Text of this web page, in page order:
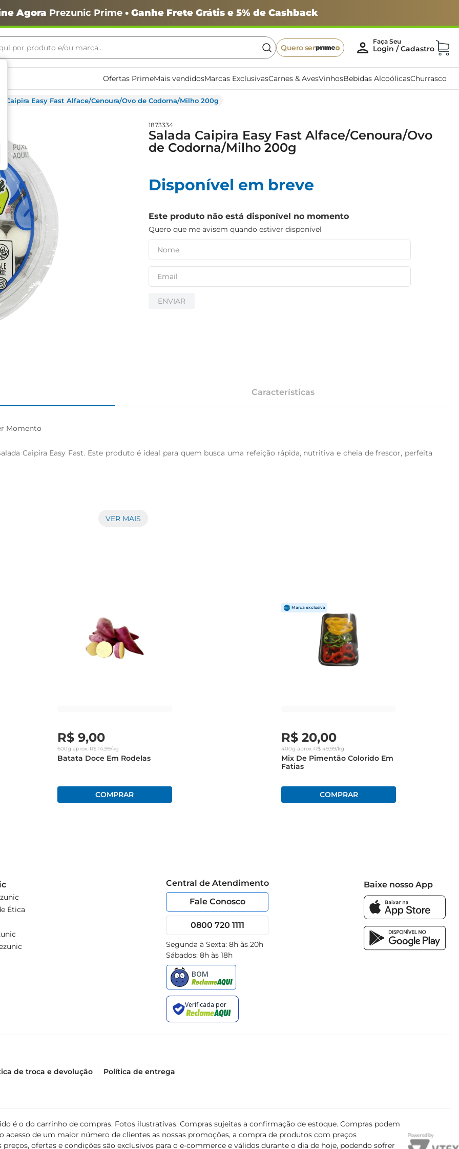
Agora Prezunic Prime• Ganhe Frete Grátis e 5% de Cashback
por produto e/ou marca...
Quero ser
Ofertas PrimeMais vendidosMarcas ExclusivasCarnes & AvesVinhosBebidas AlcoólicasChurrasco
Caipira Easy Fast Alface/Cenoura/Ovo de Codorna/Milho 200g
1873334
Salada Caipira Easy Fast Alface/Cenoura/Ovo
de Codorna/Milho 200g
Disponível em breve
Este produto não está disponível no momento
Quero que me avisem quando estiver disponível
ENVIAR
Características
Momento
Caipira Easy Fast. Este produto é ideal para quem busca uma refeição rápida, nutritiva e cheia de frescor, perfeita
de ingredientes frescos e saborosos. Composta por alface crocante, cenoura ralada, ovos de codorna e milho,
escolha adequada para quem busca aumentar a ingestão de vegetais na dieta. Além disso, sua combinação de
VER MAIS
R$ 9,00
600g aprox.•R$ 14,99/kg
Batata Doce Em Rodelas
R$ 20,00
400g aprox.•R$ 49,99/kg
Mix De Pimentão Colorido Em
Fatias
Ética
Central de Atendimento
Fale Conosco
0800 720 1111
Segunda à Sexta: 8h às 20h
Sábados: 8h às 18h
Baixe nosso App
de troca e devolução Política de entrega
é o do carrinho de compras. Fotos ilustrativas. Compras sujeitas a confirmação de estoque. Compras podem
acesso de um maior número de clientes as nossas promoções, a compra de produtos com preços
ofertas e condições são exclusivos para o e-commerce e válidos durante o dia de hoje, podendo sofrer
buscados